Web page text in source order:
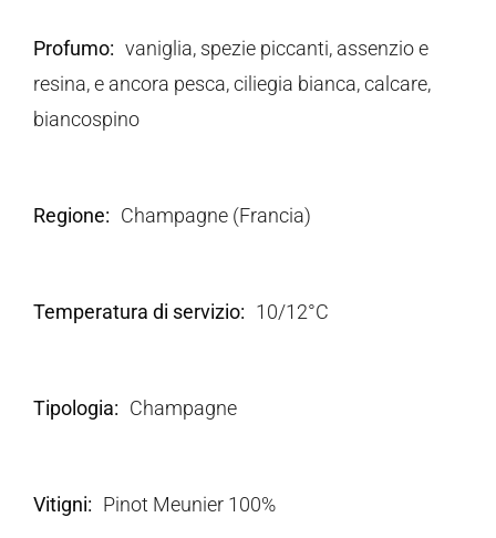
Profumo
vaniglia, spezie piccanti, assenzio e
resina, e ancora pesca, ciliegia bianca, calcare,
biancospino
Regione Champagne (Francia)
Temperatura di servizio 10/12°C
Tipologia Champagne
Vitigni Pinot Meunier 100%